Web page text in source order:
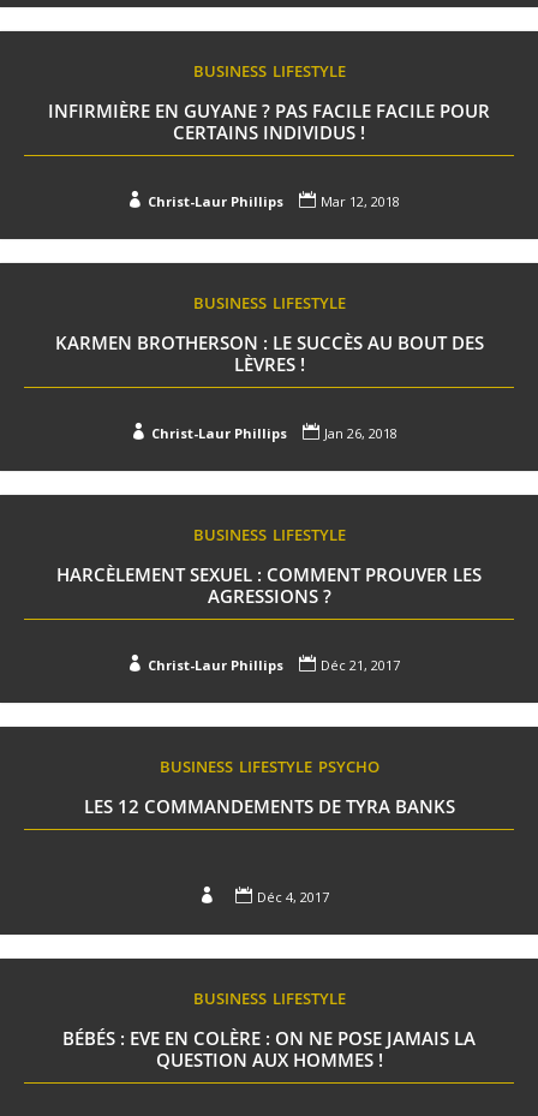
BUSINESS LIFESTYLE
INFIRMIÈRE EN GUYANE ? PAS FACILE FACILE POUR
CERTAINS INDIVIDUS !
 Christ-Laur Phillips  Mar 12, 2018
BUSINESS LIFESTYLE
KARMEN BROTHERSON : LE SUCCÈS AU BOUT DES
LÈVRES !
 Christ-Laur Phillips  Jan 26, 2018
BUSINESS LIFESTYLE
HARCÈLEMENT SEXUEL : COMMENT PROUVER LES
AGRESSIONS ?
 Christ-Laur Phillips  Déc 21, 2017
BUSINESS LIFESTYLE PSYCHO
LES 12 COMMANDEMENTS DE TYRA BANKS
  Déc 4, 2017
BUSINESS LIFESTYLE
BÉBÉS : EVE EN COLÈRE : ON NE POSE JAMAIS LA
QUESTION AUX HOMMES !